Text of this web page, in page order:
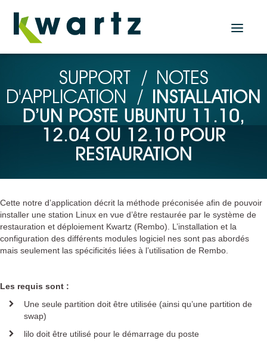
Accueil
Nos produits
Solution Serveur
KMC PROF
KMC BOX
KMC CLOUD
Plugin KMC pour KWARTZ SERVER
Solutions de filtrage
PROTEKT BOX
KMC BOX
SUPPORT /
NOTES
D'APPLICATION
/
INSTALLATION
D’UN POSTE UBUNTU 11.10,
12.04 OU 12.10 POUR
RESTAURATION
Cette notre d’application décrit la méthode préconisée afin de pouvoir
installer une station Linux en vue d’être restaurée par le système de
restauration et déploiement Kwartz (Rembo). L’installation et la
configuration des différents modules logiciel nes sont pas abordés
mais seulement las spécificités liées à l’utilisation de Rembo.
Les requis sont :
Une seule partition doit être utilisée (ainsi qu’une partition de
swap)
lilo doit être utilisé pour le démarrage du poste